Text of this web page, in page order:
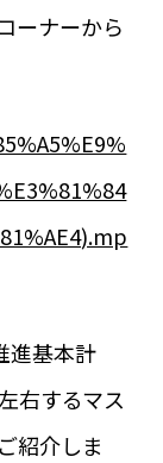
ーナーから
進基本計
右するマス
紹介しま